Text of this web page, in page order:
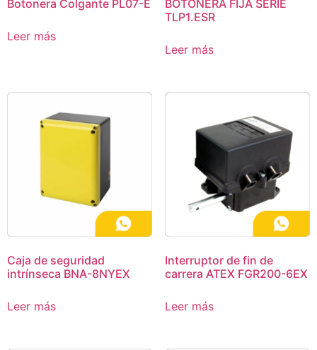
Botonera Colgante PL07-E
Leer más
BOTONERA FIJA SERIE
TLP1.ESR
Leer más
Caja de seguridad
intrínseca BNA-8NYEX
Leer más
Interruptor de fin de
carrera ATEX FGR200-6EX
Leer más